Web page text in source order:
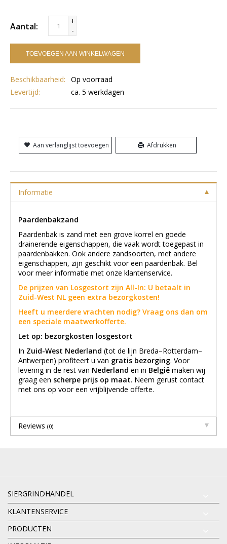
Aantal:
+
-
TOEVOEGEN AAN WINKELWAGEN
Beschikbaarheid:
Op voorraad
Levertijd:
ca. 5 werkdagen
Aan verlanglijst toevoegen Afdrukken
Informatie
Paardenbakzand
Paardenbak is zand met een grove korrel en goede
drainerende eigenschappen, die vaak wordt toegepast in
paardenbakken. Ook andere zandsoorten, met andere
eigenschappen, zijn geschikt voor een paardenbak. Bel
voor meer informatie met onze klantenservice.
De prijzen van Losgestort zijn All-In: U betaalt in
Zuid-West NL geen extra bezorgkosten!
Heeft u meerdere vrachten nodig? Vraag ons dan om
een speciale maatwerkofferte.
Let op: bezorgkosten losgestort
In Zuid-West Nederland (tot de lijn Breda–Rotterdam–
Antwerpen) profiteert u van gratis bezorging. Voor
levering in de rest van Nederland en in België maken wij
graag een scherpe prijs op maat. Neem gerust contact
met ons op voor een vrijblijvende offerte.
Reviews (0)
SIERGRINDHANDEL
KLANTENSERVICE
PRODUCTEN